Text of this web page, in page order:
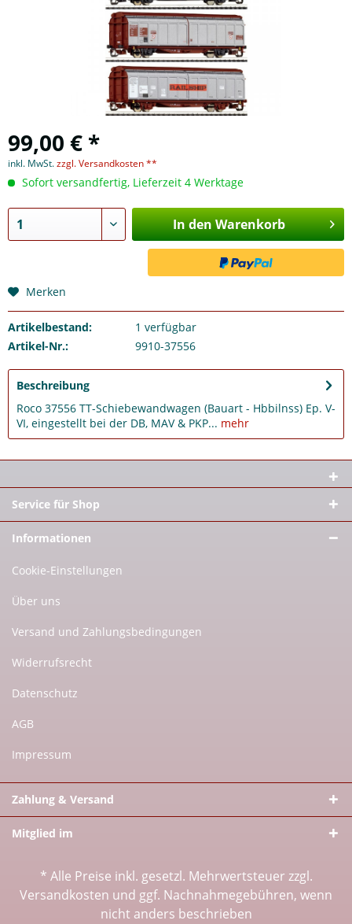
99,00 € *
inkl. MwSt.zzgl. Versandkosten **
Sofort versandfertig, Lieferzeit 4 Werktage
In den Warenkorb
Merken
Artikelbestand: 1 verfügbar
Artikel-Nr.:
9910-37556
Beschreibung
Roco 37556 TT-Schiebewandwagen (Bauart - Hbbilnss) Ep. V-
VI, eingestellt bei der DB, MAV & PKP... mehr
Service für Shop
Informationen
Cookie-Einstellungen
Über uns
Versand und Zahlungsbedingungen
Widerrufsrecht
Datenschutz
AGB
Impressum
Zahlung & Versand
Mitglied im
* Alle Preise inkl. gesetzl. Mehrwertsteuer zzgl.
Versandkosten und ggf. Nachnahmegebühren, wenn
nicht anders beschrieben